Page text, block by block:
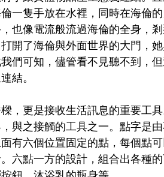
一隻手放在水裡，同時在海倫
也像電流般流過海倫的全身，
開了海倫與外面世界的大門，
們可知，儘管看不見聽不到，
結。
，更是接收生活訊息的重要工
與之接觸的工具之一。點字是
有六個位置固定的點，每個點
六點一方的設計，組合出各種